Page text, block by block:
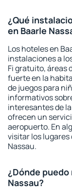
¿Qué
en Baarle
Los hoteles en
instalaciones a
Fi gratuito, áreas
fuerte en la
de juegos para
informativos
interesantes de
ofrecen un
aeropuerto. En
visitar los
Nassau.
¿Dónde
Nassau?